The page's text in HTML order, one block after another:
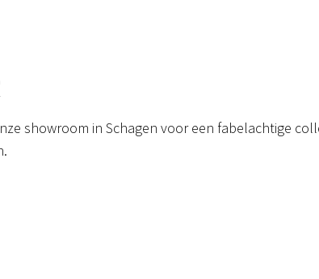
showroom in Schagen voor een fabelachtige